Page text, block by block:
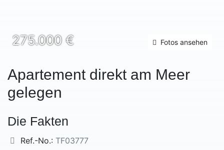
275.000 € Fotos ansehen
Apartement direkt am Meer
gelegen
Die Fakten
Ref.-No.: TF03777